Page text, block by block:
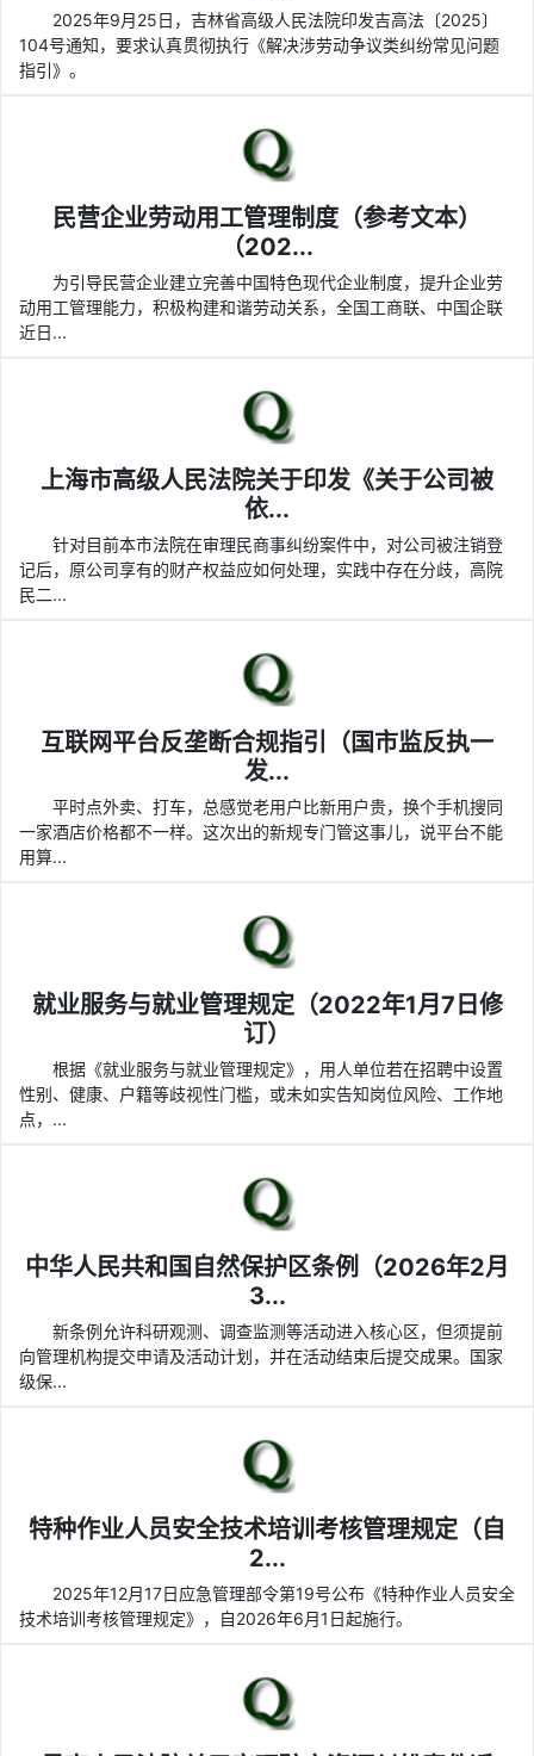
2025年9月25日，吉林省高级人民法院印发吉高法〔2025〕
104号通知，要求认真贯彻执行《解决涉劳动争议类纠纷常见问题
指引》。
民营企业劳动用工管理制度（参考文本）
（202...
为引导民营企业建立完善中国特色现代企业制度，提升企业劳
动用工管理能力，积极构建和谐劳动关系，全国工商联、中国企联
近日...
上海市高级人民法院关于印发《关于公司被
依...
针对目前本市法院在审理民商事纠纷案件中，对公司被注销登
记后，原公司享有的财产权益应如何处理，实践中存在分歧，高院
民二...
互联网平台反垄断合规指引（国市监反执一
发...
平时点外卖、打车，总感觉老用户比新用户贵，换个手机搜同
一家酒店价格都不一样。这次出的新规专门管这事儿，说平台不能
用算...
就业服务与就业管理规定（2022年1月7日修
订）
根据《就业服务与就业管理规定》，用人单位若在招聘中设置
性别、健康、户籍等歧视性门槛，或未如实告知岗位风险、工作地
点，...
中华人民共和国自然保护区条例（2026年2月
3...
新条例允许科研观测、调查监测等活动进入核心区，但须提前
向管理机构提交申请及活动计划，并在活动结束后提交成果。国家
级保...
特种作业人员安全技术培训考核管理规定（自
2...
2025年12月17日应急管理部令第19号公布《特种作业人员安全
技术培训考核管理规定》，自2026年6月1日起施行。